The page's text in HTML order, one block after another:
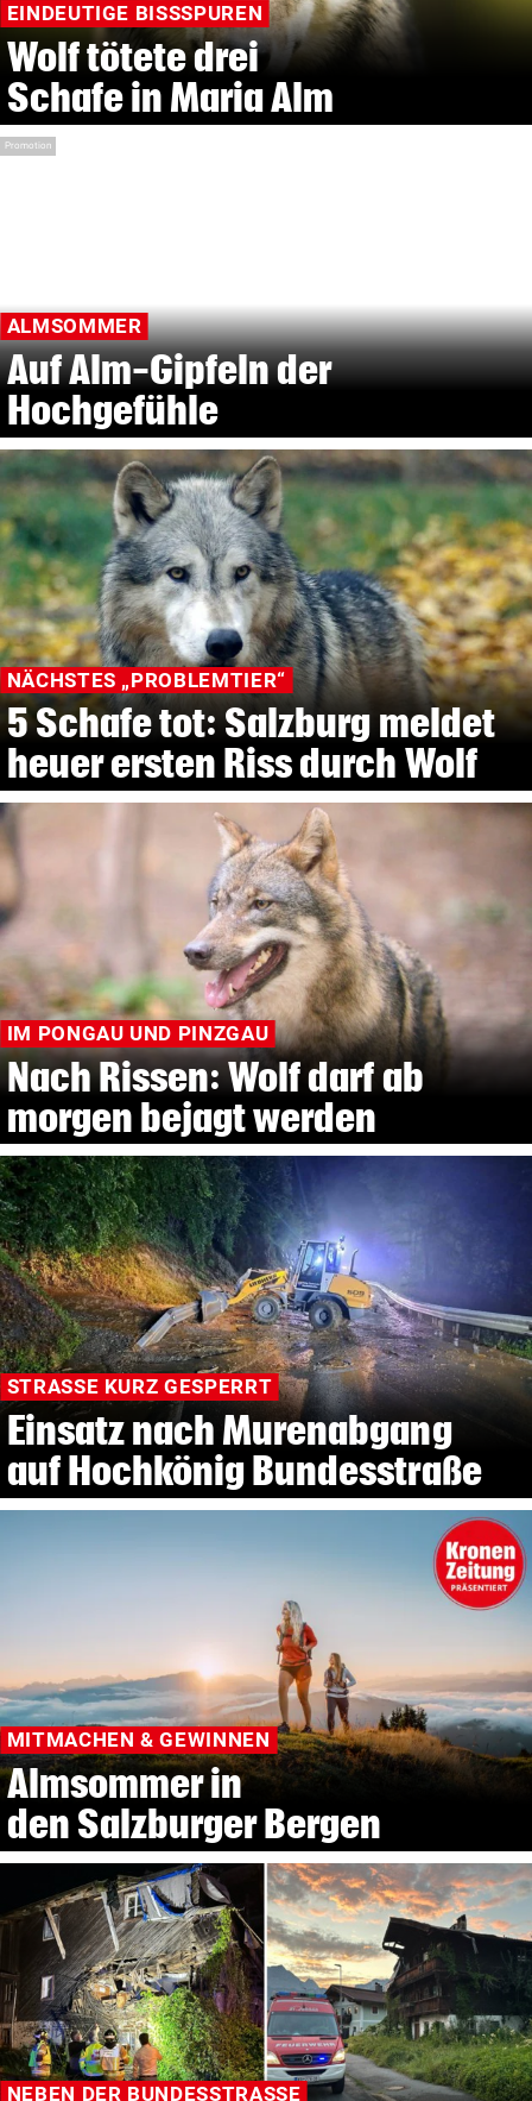
EINDEUTIGE BISSSPUREN
Wolf tötete drei
Schafe in Maria Alm
ALMSOMMER
Auf Alm-Gipfeln der
Hochgefühle
Promotion
NÄCHSTES „PROBLEMTIER“
5 Schafe tot: Salzburg meldet
heuer ersten Riss durch Wolf
IM PONGAU UND PINZGAU
Nach Rissen: Wolf darf ab
morgen bejagt werden
STRASSE KURZ GESPERRT
Einsatz nach Murenabgang
auf Hochkönig Bundesstraße
MITMACHEN & GEWINNEN
Almsommer in
den Salzburger Bergen
NEBEN DER BUNDESSTRASSE